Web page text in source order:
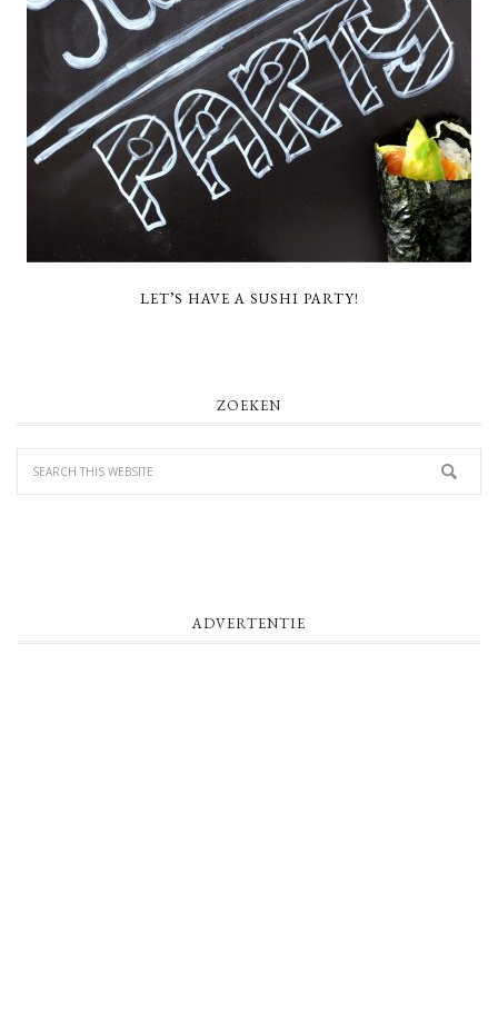
LET’S HAVE A SUSHI PARTY!
ZOEKEN
ADVERTENTIE